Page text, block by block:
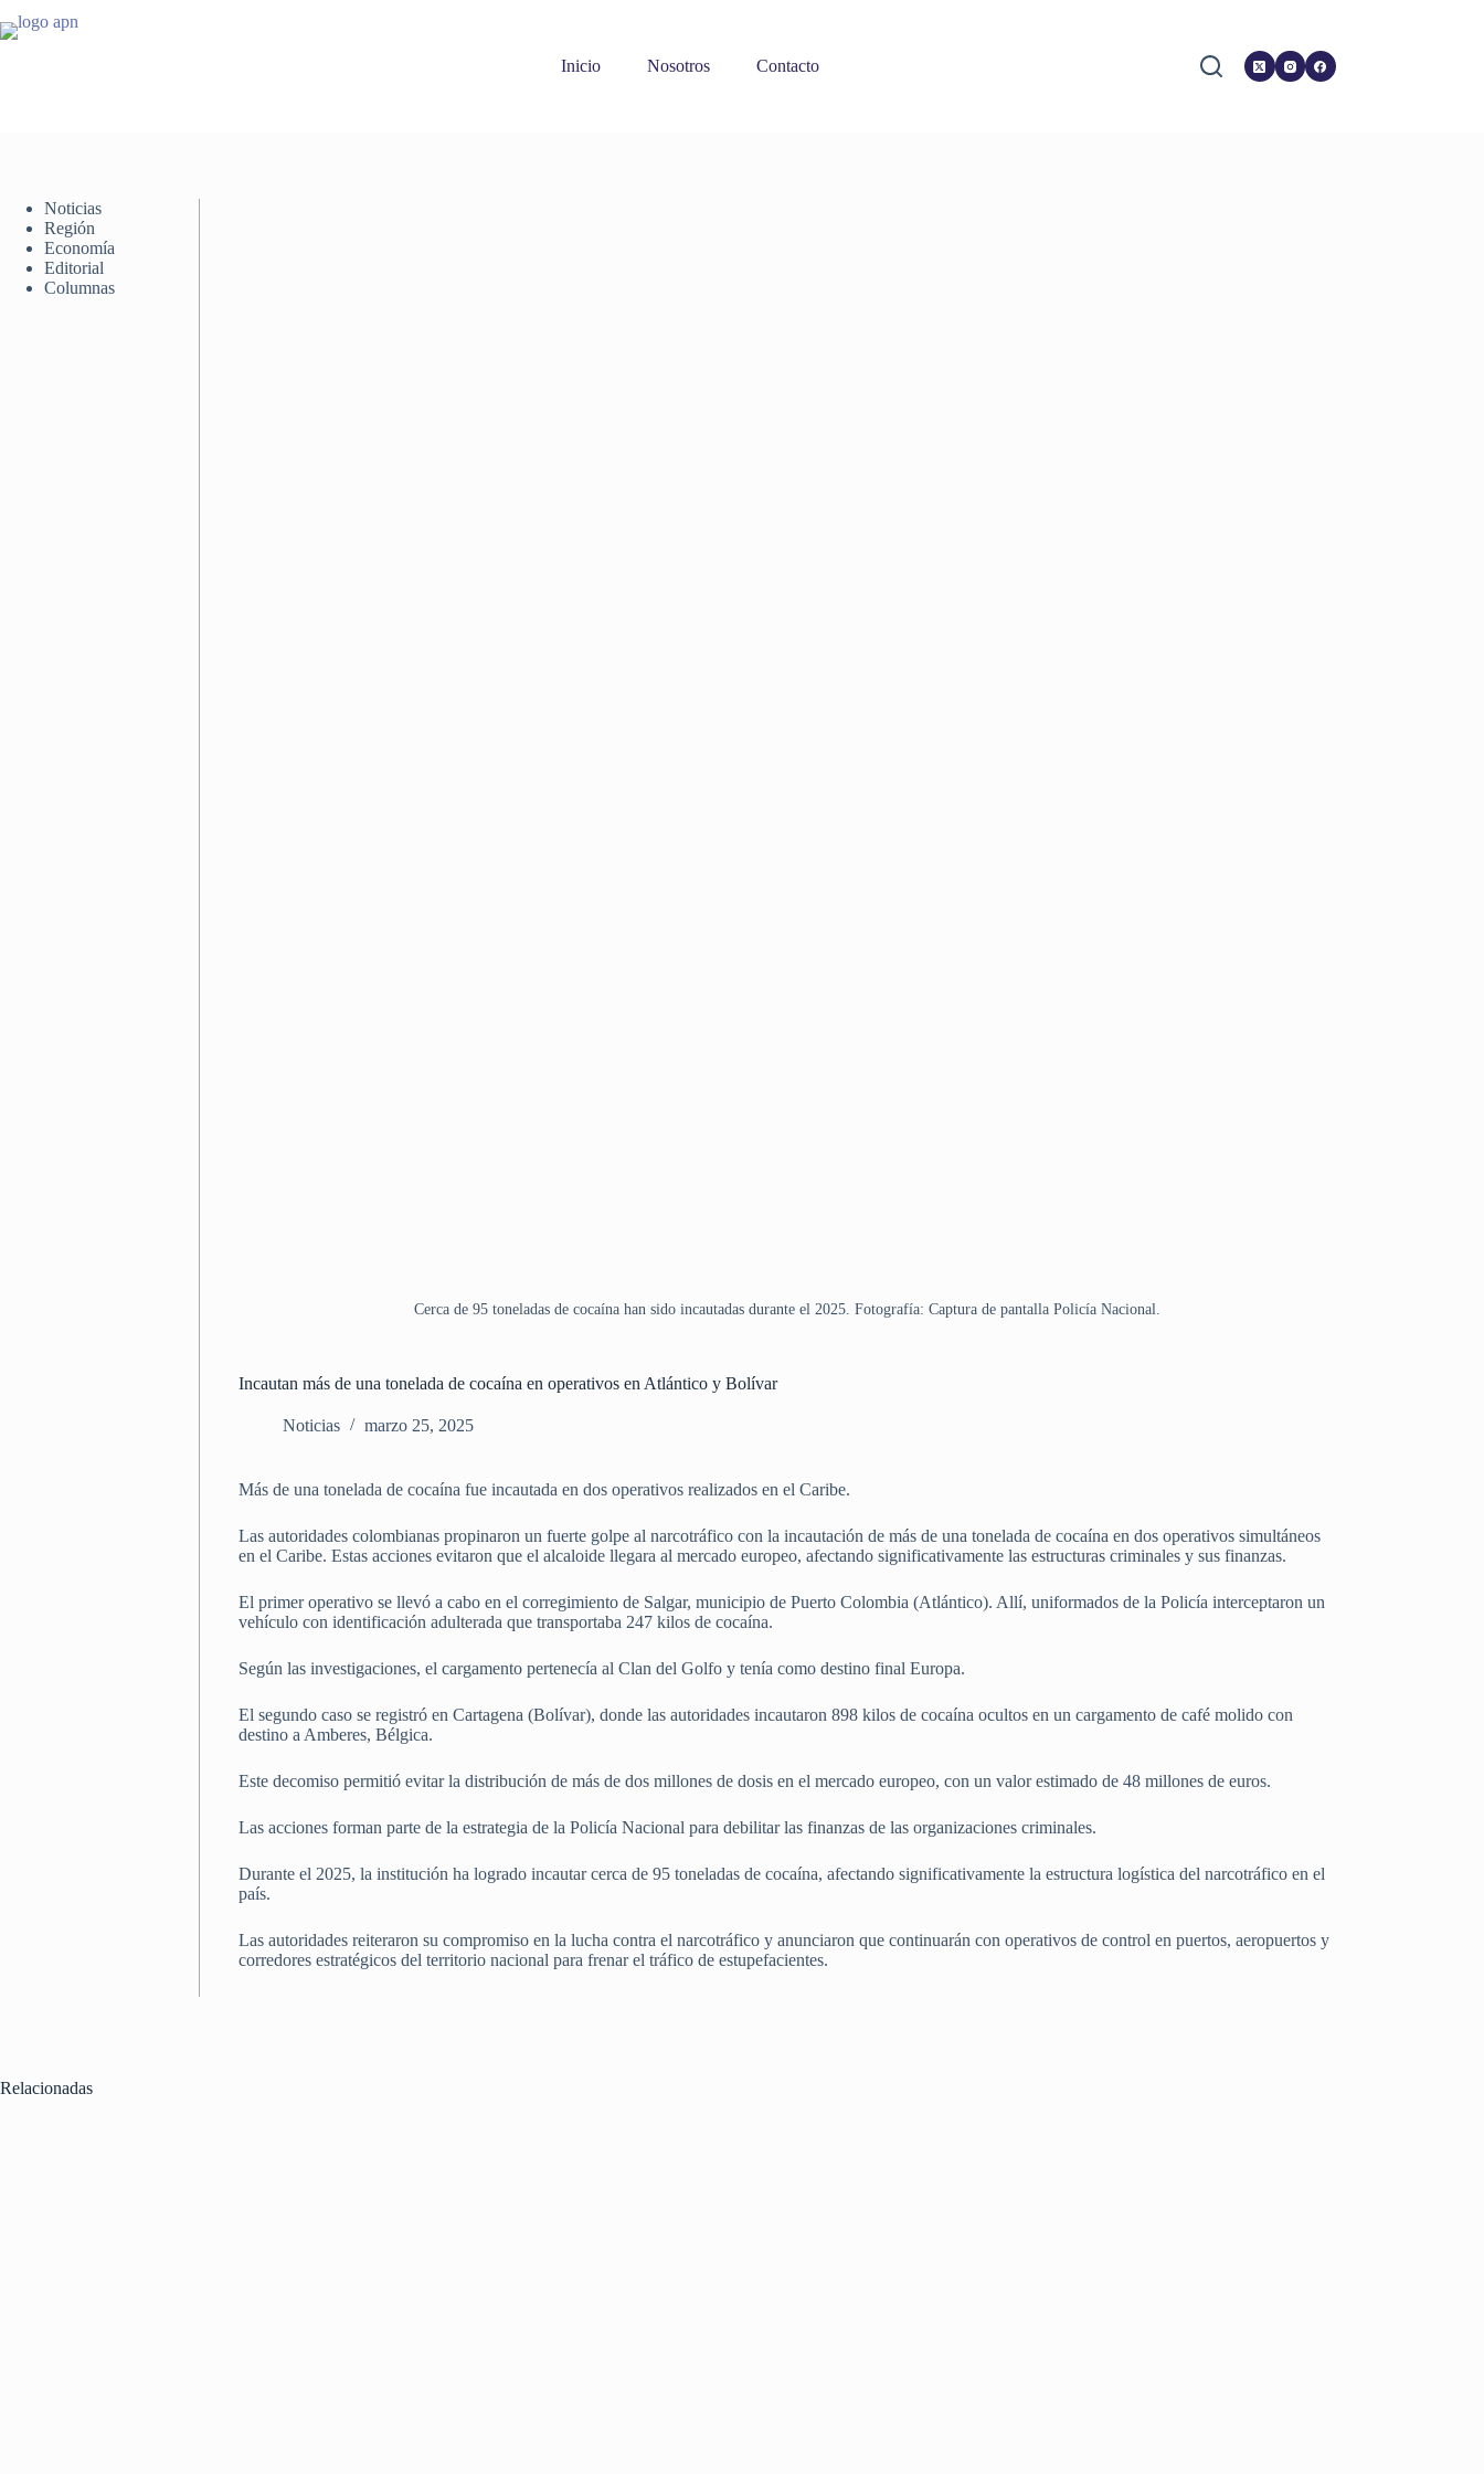
al
Inicio
Nosotros Contacto
Cerca de 95 toneladas de cocaína han sido incautadas durante el 2025. Fotografía: Captura de pantalla Policía Nacional.
Incautan más de una tonelada de cocaína en operativos en Atlántico y Bolívar
Noticias marzo 25, 2025
Más de una tonelada de cocaína fue incautada en dos operativos realizados en el Caribe.
Las autoridades colombianas propinaron un fuerte golpe al narcotráfico con la incautación de más de una tonelada de cocaína en dos operativos simultáneos
en el Caribe. Estas acciones evitaron que el alcaloide llegara al mercado europeo, afectando significativamente las estructuras criminales y sus finanzas.
El primer operativo se llevó a cabo en el corregimiento de Salgar, municipio de Puerto Colombia (Atlántico). Allí, uniformados de la Policía interceptaron un
vehículo con identificación adulterada que transportaba 247 kilos de cocaína.
Según las investigaciones, el cargamento pertenecía al Clan del Golfo y tenía como destino final Europa.
El segundo caso se registró en Cartagena (Bolívar), donde las autoridades incautaron 898 kilos de cocaína ocultos en un cargamento de café molido con
destino a Amberes, Bélgica.
Este decomiso permitió evitar la distribución de más de dos millones de dosis en el mercado europeo, con un valor estimado de 48 millones de euros.
Las acciones forman parte de la estrategia de la Policía Nacional para debilitar las finanzas de las organizaciones criminales.
Durante el 2025, la institución ha logrado incautar cerca de 95 toneladas de cocaína, afectando significativamente la estructura logística del narcotráfico en el
país.
Las autoridades reiteraron su compromiso en la lucha contra el narcotráfico y anunciaron que continuarán con operativos de control en puertos, aeropuertos y
corredores estratégicos del territorio nacional para frenar el tráfico de estupefacientes.
Noticias
Región
Economía
Editorial
Columnas
Relacionadas